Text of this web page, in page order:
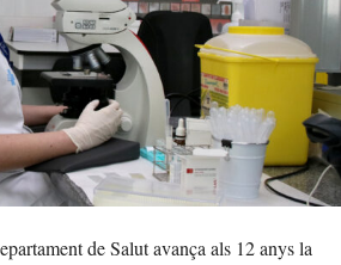
de Salut avança als 12 anys la